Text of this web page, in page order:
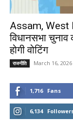
Assam, West
विधानसभा
होगी वोटिंग
राजनीति March 16, 2026
1,716 Fans
6,134